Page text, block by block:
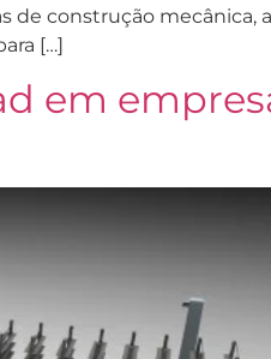
de construção mecânica,
[…]
em